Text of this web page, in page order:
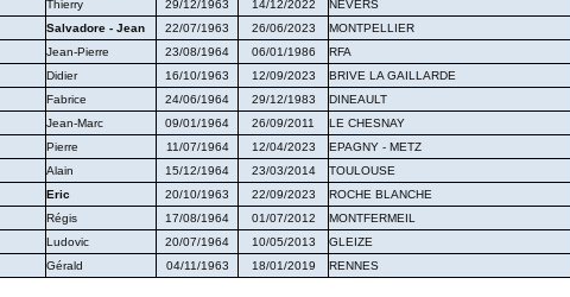
Thierry 29/12/1963 14/12/2022
NEVERS
Salvadore - Jean 22/07/1963 26/06/2023
MONTPELLIER
Jean-Pierre 23/08/1964 06/01/1986
RFA
Didier 16/10/1963 12/09/2023
BRIVE LA GAILLARDE
Fabrice 24/06/1964 29/12/1983
DINEAULT
Jean-Marc 09/01/1964 26/09/2011
LE CHESNAY
Pierre 11/07/1964 12/04/2023
EPAGNY - METZ
Alain 15/12/1964 23/03/2014
TOULOUSE
Eric 20/10/1963 22/09/2023
ROCHE BLANCHE
Régis 17/08/1964 01/07/2012
MONTFERMEIL
Ludovic 20/07/1964 10/05/2013
GLEIZE
Gérald 04/11/1963 18/01/2019 RENNES